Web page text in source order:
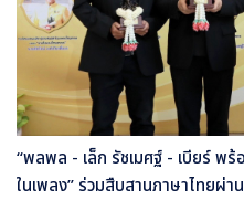
“พลพล - เล็ก รัชเมศฐ์ - เบียร์ พ
ในเพลง” ร่วมสืบสานภาษาไทยผ่า